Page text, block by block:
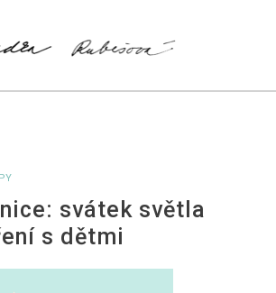
svátek světla
s dětmi